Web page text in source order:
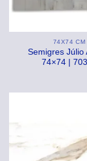
74X74 CM
Semigres Júlio
74×74 |